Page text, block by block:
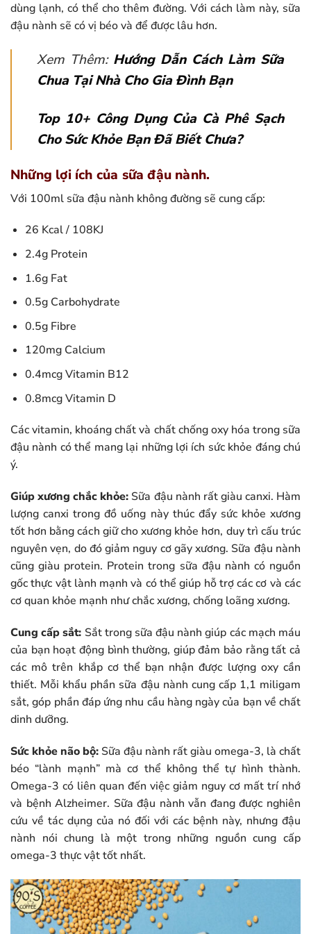
dùng lạnh, có thể cho thêm đường. Với cách làm này, sữa
đậu nành sẽ có vị béo và để được lâu hơn.
Xem Thêm: Hướng Dẫn Cách Làm Sữa
Chua Tại Nhà Cho Gia Đình Bạn
Top 10+ Công Dụng Của Cà Phê Sạch
Cho Sức Khỏe Bạn Đã Biết Chưa?
Những lợi ích của sữa đậu nành.
Với 100ml sữa đậu nành không đường sẽ cung cấp:
26 Kcal / 108KJ
2.4g Protein
1.6g Fat
0.5g Carbohydrate
0.5g Fibre
120mg Calcium
0.4mcg Vitamin B12
0.8mcg Vitamin D
Các vitamin, khoáng chất và chất chống oxy hóa trong sữa
đậu nành có thể mang lại những lợi ích sức khỏe đáng chú
ý.
Giúp xương chắc khỏe: Sữa đậu nành rất giàu canxi. Hàm
lượng canxi trong đồ uống này thúc đẩy sức khỏe xương
tốt hơn bằng cách giữ cho xương khỏe hơn, duy trì cấu trúc
nguyên vẹn, do đó giảm nguy cơ gãy xương. Sữa đậu nành
cũng giàu protein. Protein trong sữa đậu nành có nguồn
gốc thực vật lành mạnh và có thể giúp hỗ trợ các cơ và các
cơ quan khỏe mạnh như chắc xương, chống loãng xương.
Cung cấp sắt: Sắt trong sữa đậu nành giúp các mạch máu
của bạn hoạt động bình thường, giúp đảm bảo rằng tất cả
các mô trên khắp cơ thể bạn nhận được lượng oxy cần
thiết. Mỗi khẩu phần sữa đậu nành cung cấp 1,1 miligam
sắt, góp phần đáp ứng nhu cầu hàng ngày của bạn về chất
dinh dưỡng.
Sức khỏe não bộ: Sữa đậu nành rất giàu omega-3, là chất
béo “lành mạnh” mà cơ thể không thể tự hình thành.
Omega-3 có liên quan đến việc giảm nguy cơ mất trí nhớ
và bệnh Alzheimer. Sữa đậu nành vẫn đang được nghiên
cứu về tác dụng của nó đối với các bệnh này, nhưng đậu
nành nói chung là một trong những nguồn cung cấp
omega-3 thực vật tốt nhất.